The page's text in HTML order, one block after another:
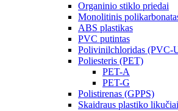
Organinio stiklo priedai
Monolitinis
ABS plastikas
PVC putintas
Polivinilchloridas (PVC-
Poliesteris (PET)
PET-A
PET-G
Polistirenas (GPPS)
Skaidraus plastiko likučiai